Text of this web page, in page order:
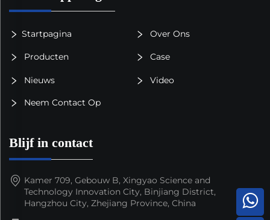
Startpagina Over Ons
Producten Case
Nieuws Video
Neem Contact Op
Blijf in contact
Kamer 709, Gebouw B, Xingyao Science and
Technology Innovation City, Binjiang District,
Hangzhou City, Zhejiang Province, China